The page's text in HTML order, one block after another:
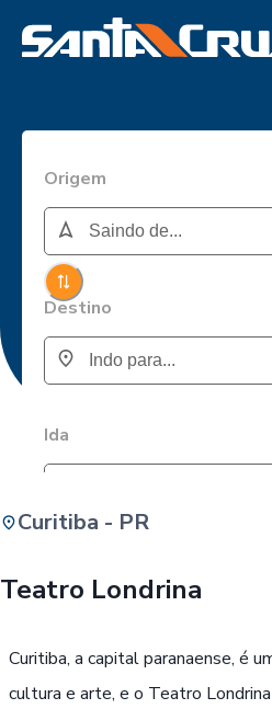
Origem
Destino
Ida
Curitiba - PR
Teatro Londrina
Curitiba, a capital paranaense, é
cultura e arte, e o Teatro